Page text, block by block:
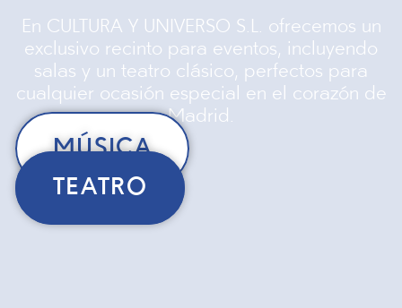
En CULTURA Y UNIVERSO S.L. ofrecemos un
exclusivo recinto para eventos, incluyendo
salas y un teatro clásico, perfectos para
cualquier ocasión especial en el corazón de
Madrid.
MÚSICA
TEATRO